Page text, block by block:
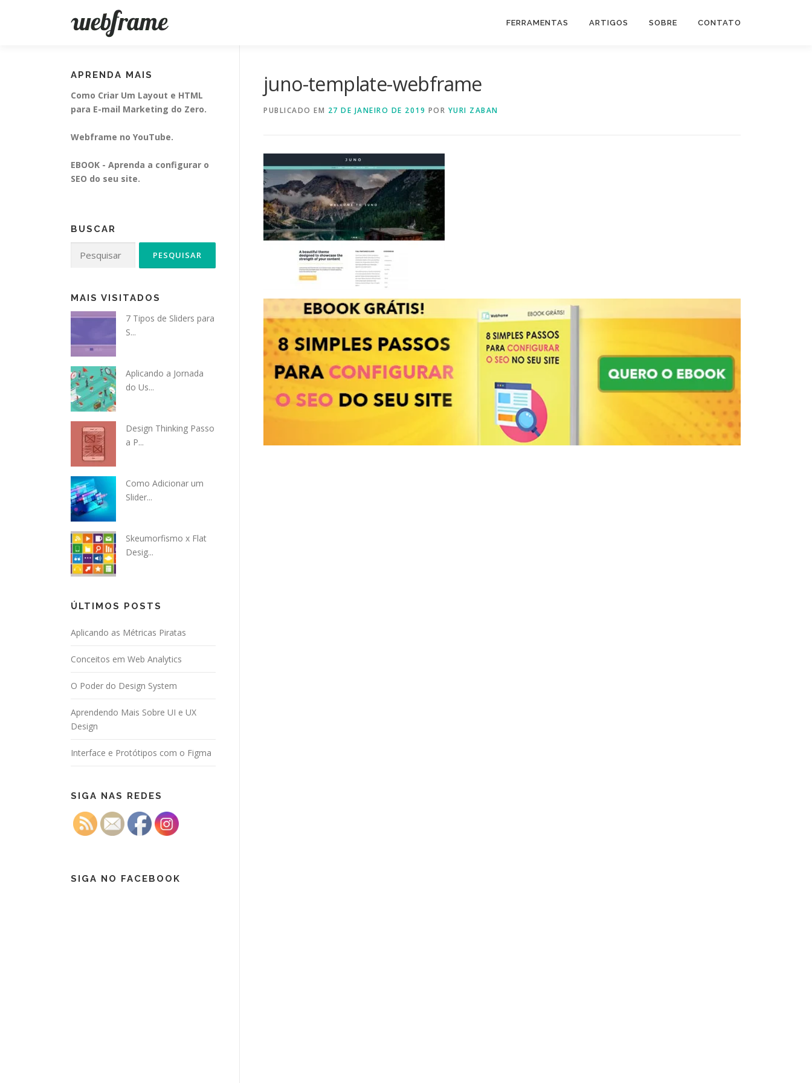
FERRAMENTAS ARTIGOS SOBRE CONTATO
juno-template-webframe
PUBLICADO EM 27 DE JANEIRO DE 2019 POR YURI ZABAN
APRENDA MAIS
Como Criar Um Layout e HTML
para E-mail Marketing do Zero.
Webframe no YouTube.
EBOOK - Aprenda a configurar o
SEO do seu site.
BUSCAR
por:
MAIS VISITADOS
7 Tipos de Sliders para
S...
Aplicando a Jornada
do Us...
Design Thinking Passo
a P...
Como Adicionar um
Slider...
Skeumorfismo x Flat
Desig...
ÚLTIMOS POSTS
Aplicando as Métricas Piratas
Conceitos em Web Analytics
O Poder do Design System
Aprendendo Mais Sobre UI e UX
Design
Interface e Protótipos com o Figma
SIGA NAS REDES
SIGA NO FACEBOOK